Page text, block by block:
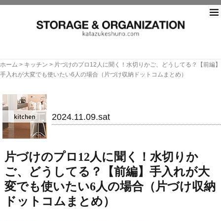
ホーム > キッチン > 片づけのプロ12人に聞く！水切りかご、どうしてる？【前編】
手入れが大変でも使いたい6人の場合（片づけ収納ドットコムまとめ）
2024.11.09.sat
片づけのプロ12人に聞く！水切りか
ご、どうしてる？【前編】手入れが大
変でも使いたい6人の場合（片づけ収納
ドットコムまとめ）